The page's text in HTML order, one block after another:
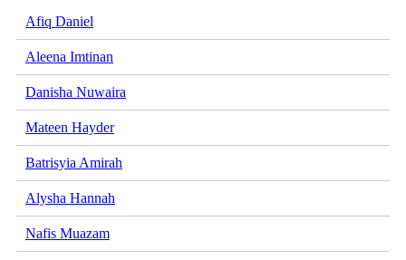
Afiq Daniel
Aleena Imtinan
Danisha Nuwaira
Mateen Hayder
Batrisyia Amirah
Alysha Hannah
Nafis Muazam